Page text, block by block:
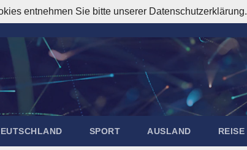
SPORT AUSLAND REISE
entnehmen Sie bitte unserer Datenschutzerklärung.